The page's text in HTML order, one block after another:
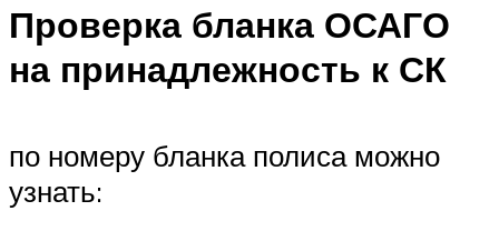
Проверка бланка ОСАГО
на принадлежность к СК
по номеру бланка полиса можно
узнать: